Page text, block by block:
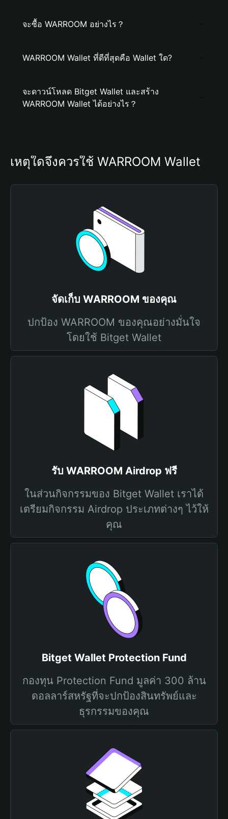
จะซื้อ WARROOM อย่างไร？
WARROOM Wallet ที่ดีที่สุดคือ Wallet ใด?
จะดาวน์โหลด Bitget Wallet และสร้าง
WARROOM Wallet ได้อย่างไร？
เหตุใดจึงควรใช้ WARROOM Wallet
จัดเก็บ WARROOM ของคุณ
ปกป้อง WARROOM ของคุณอย่างมั่นใจ
โดยใช้ Bitget Wallet
รับ WARROOM Airdrop ฟรี
ในส่วนกิจกรรมของ Bitget Wallet เราได้
เตรียมกิจกรรม Airdrop ประเภทต่างๆ ไว้ให้
คุณ
Bitget Wallet Protection Fund
กองทุน Protection Fund มูลค่า 300 ล้าน
ดอลลาร์สหรัฐที่จะปกป้องสินทรัพย์และ
ธุรกรรมของคุณ